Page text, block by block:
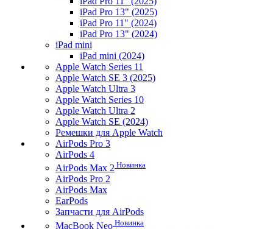
iPad Pro 13" (2025)
iPad Pro 11" (2024)
iPad Pro 13" (2024)
iPad mini
iPad mini (2024)
Apple Watch Series 11
Apple Watch SE 3 (2025)
Apple Watch Ultra 3
Apple Watch Series 10
Apple Watch Ultra 2
Apple Watch SE (2024)
Ремешки для Apple Watch
AirPods Pro 3
AirPods 4
AirPods Max 2 Новинка
AirPods Pro 2
AirPods Max
EarPods
Запчасти для AirPods
MacBook Neo Новинка